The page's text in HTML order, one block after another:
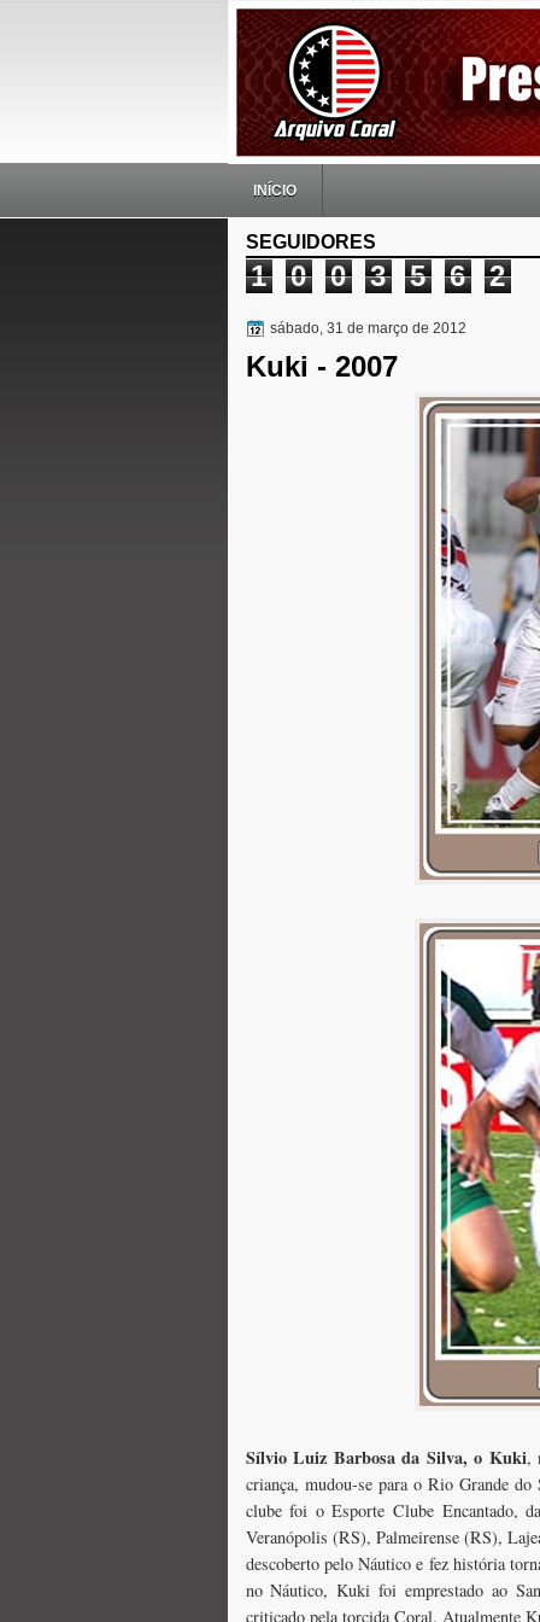
INÍCIO
SEGUIDORES
1 0 0 3 5 6 2
sábado, 31 de março de 2012
Kuki - 2007
Sílvio Luiz Barbosa da Silva, o Kuki,
criança, mudou-se para o Rio Grande
clube foi o Esporte Clube Encantado,
Veranópolis (RS), Palmeirense (RS),
descoberto pelo Náutico e fez história
no Náutico, Kuki foi emprestado ao
criticado pela torcida Coral. Atualmente